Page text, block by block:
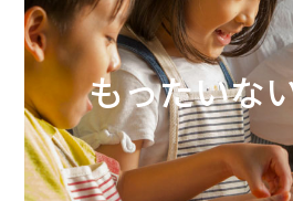
もったいな